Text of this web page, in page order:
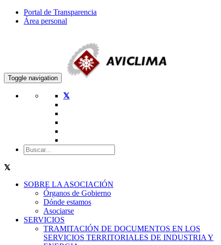
Portal de Transparencia
Área personal
Toggle navigation
SOBRE LA ASOCIACIÓN
Órganos de Gobierno
Dónde estamos
Asociarse
SERVICIOS
TRAMITACIÓN DE DOCUMENTOS EN LOS
SERVICIOS TERRITORIALES DE INDUSTRIA Y